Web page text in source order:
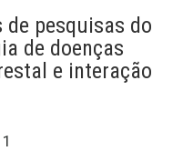
pesquisas do
de doenças
e interação